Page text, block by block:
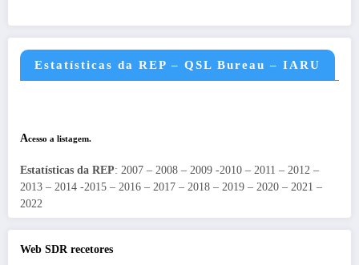
Estatísticas da REP – QSL Bureau – IARU
Acesso a listagem.
Estatísticas da REP: 2007 – 2008 – 2009 -2010 – 2011 – 2012 –
2013 – 2014 -2015 – 2016 – 2017 – 2018 – 2019 – 2020 – 2021 –
2022
Web SDR recetores